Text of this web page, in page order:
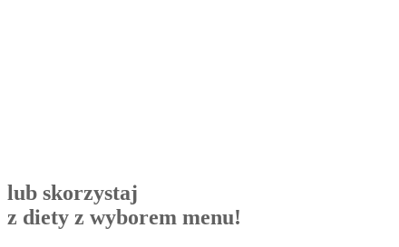
lub skorzystaj
z diety z wyborem menu!